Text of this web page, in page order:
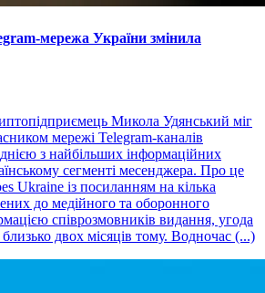
мережа України змінила
Микола Удянський міг
мережі Telegram-каналів
з найбільших інформаційних
сегменті месенджера. Про це
Ukraine із посиланням на кілька
до медійного та оборонного
співрозмовників видання, угода
близько двох місяців тому. Водночас (...)